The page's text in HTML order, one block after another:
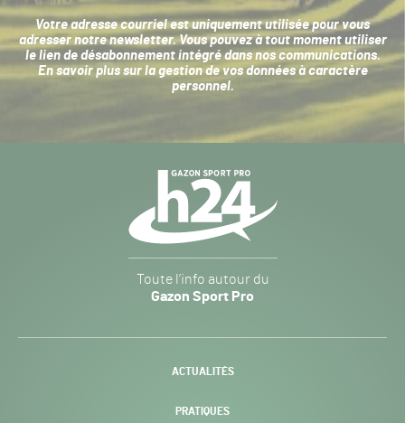
Votre adresse courriel est uniquement utilisée pour vous
adresser notre newsletter. Vous pouvez à tout moment utiliser
le lien de désabonnement intégré dans nos communications.
En savoir plus sur la gestion de vos données à caractère
personnel.
Sport
Pro
-
Toute l’info autour du
Gazon Sport Pro
ACTUALITÉS
PRATIQUES